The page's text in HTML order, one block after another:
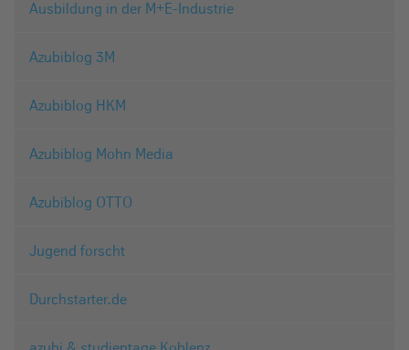
Ausbildung in der M+E-Industrie
Azubiblog 3M
Azubiblog HKM
Azubiblog Mohn Media
Azubiblog OTTO
Jugend forscht
Durchstarter.de